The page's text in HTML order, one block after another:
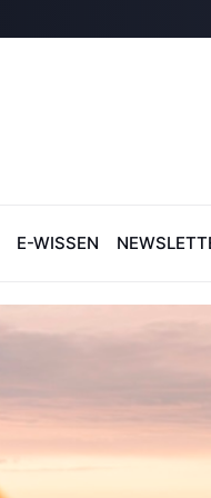
E-WISSEN